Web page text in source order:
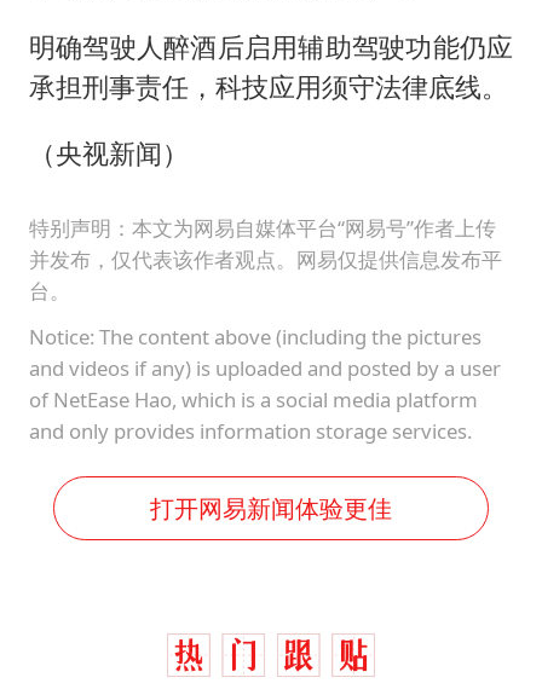
明确驾驶人醉酒后启用辅助驾驶功能仍应
承担刑事责任，科技应用须守法律底线。
（央视新闻）
特别声明：本文为网易自媒体平台“网易号”作者上传
并发布，仅代表该作者观点。网易仅提供信息发布平
台。
Notice: The content above (including the pictures
and videos if any) is uploaded and posted by a user
of NetEase Hao, which is a social media platform
and only provides information storage services.
打开网易新闻体验更佳